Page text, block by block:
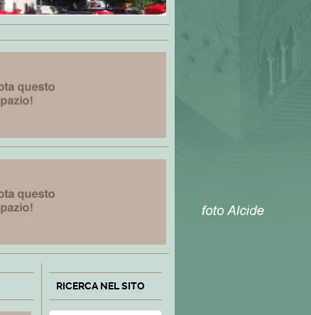
RICERCA NEL SITO
Cerca Type 2 or more characters